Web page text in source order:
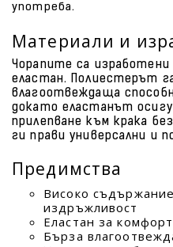
употреба.
Материали и
Чорапите са
еластан. Полиестерът
влагоотвеждаща
докато еластанът
прилепване към крака
ги прави универсални и
Предимства
Високо
издръжливост
Еластан за
Бърза